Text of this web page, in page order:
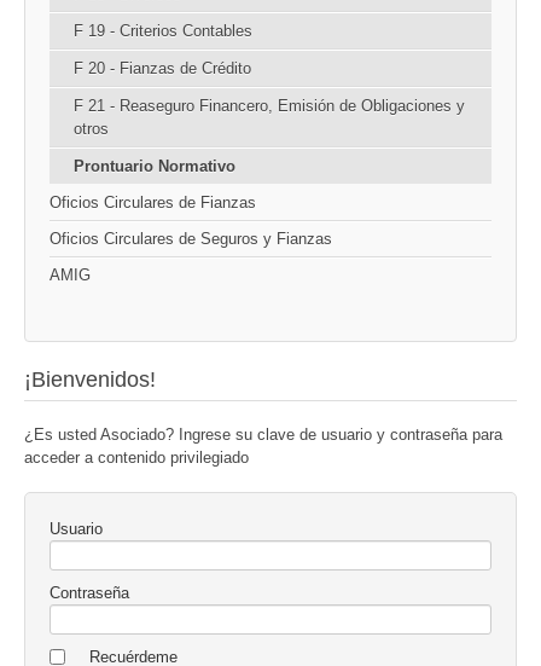
F 19 - Criterios Contables
F 20 - Fianzas de Crédito
F 21 - Reaseguro Financero, Emisión de Obligaciones y
otros
Prontuario Normativo
Oficios Circulares de Fianzas
Oficios Circulares de Seguros y Fianzas
AMIG
¡Bienvenidos!
¿Es usted Asociado? Ingrese su clave de usuario y contraseña para
acceder a contenido privilegiado
Usuario
Contraseña
Recuérdeme